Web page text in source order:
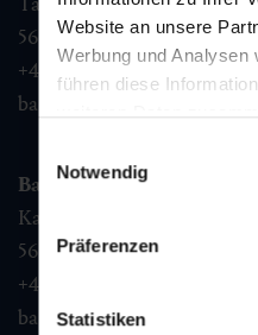
Website an unsere
Werbung und Analysen
führen diese
weiteren Daten
Nutzung der Dienste
Notwendig
Präferenzen
Statistiken
5630 Bad Hofgastein
+43 6432 3393 260
badhofgastein@gastein.com
Bad Gastein
Kaiser Franz Josefstr. 27,
5640 Bad Gastein
+43 6432 3393 560
badgastein@gastein.com